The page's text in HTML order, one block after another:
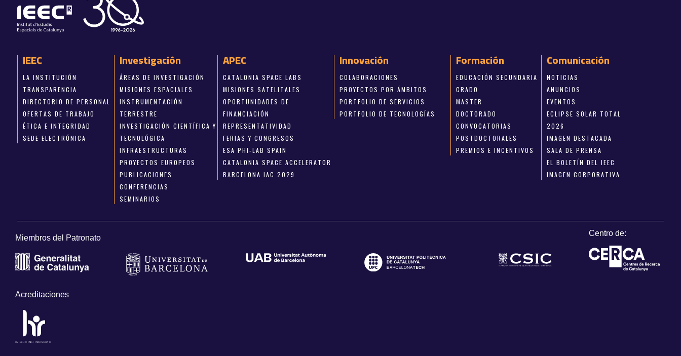
IEEC
LA INSTITUCIÓN
TRANSPARENCIA
DIRECTORIO DE PERSONAL
OFERTAS DE TRABAJO
ÉTICA E INTEGRIDAD
SEDE ELECTRÓNICA
Investigación
ÁREAS DE INVESTIGACIÓN
MISIONES ESPACIALES
INSTRUMENTACIÓN
TERRESTRE
INVESTIGACIÓN CIENTÍFICA Y
TECNOLÓGICA
INFRAESTRUCTURAS
PROYECTOS EUROPEOS
PUBLICACIONES
CONFERENCIAS
SEMINARIOS
APEC
CATALONIA SPACE LABS
MISIONES SATELITALES
OPORTUNIDADES DE
FINANCIACIÓN
REPRESENTATIVIDAD
FERIAS Y CONGRESOS
ESA PHI-LAB SPAIN
CATALONIA SPACE ACCELERATOR
BARCELONA IAC 2029
Innovación
COLABORACIONES
PROYECTOS POR ÁMBITOS
PORTFOLIO DE SERVICIOS
PORTFOLIO DE TECNOLOGÍAS
Formación
EDUCACIÓN SECUNDARIA
GRADO
MASTER
DOCTORADO
CONVOCATORIAS
POSTDOCTORALES
PREMIOS E INCENTIVOS
Comunicación
NOTICIAS
ANUNCIOS
EVENTOS
ECLIPSE SOLAR TOTAL
2026
IMAGEN DESTACADA
SALA DE PRENSA
EL BOLETÍN DEL IEEC
IMAGEN CORPORATIVA
Miembros del Patronato
Centro de:
Acreditaciones